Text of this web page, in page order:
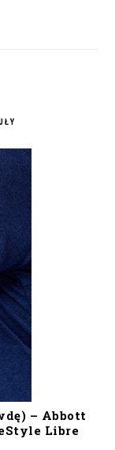
– Abbott
Libre